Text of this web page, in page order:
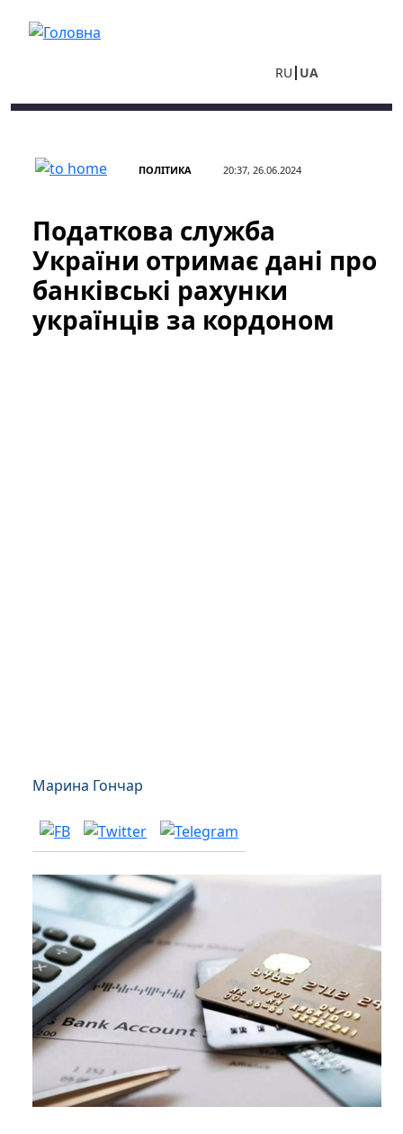
RU UA
ПОЛІТИКА 20:37, 26.06.2024
Податкова служба
України отримає дані про
банківські рахунки
українців за кордоном
Марина Гончар